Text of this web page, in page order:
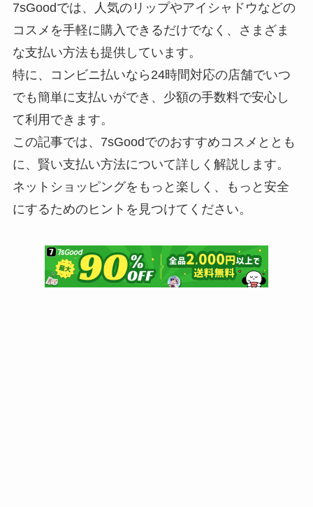
7sGoodでは、人気のリップやアイシャドウなどの
コスメを手軽に購入できるだけでなく、さまざま
な支払い方法も提供しています。
特に、コンビニ払いなら24時間対応の店舗でいつ
でも簡単に支払いができ、少額の手数料で安心し
て利用できます。
この記事では、7sGoodでのおすすめコスメととも
に、賢い支払い方法について詳しく解説します。
ネットショッピングをもっと楽しく、もっと安全
にするためのヒントを見つけてください。